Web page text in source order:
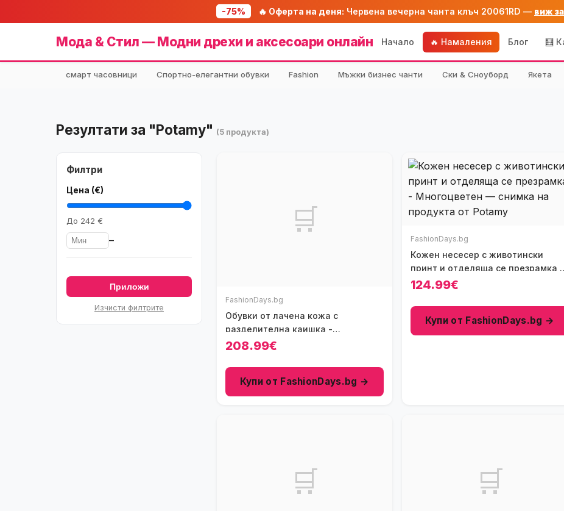
-75% 🔥 Оферта на деня: Червена вечерна чанта клъч 20061RD — виж
Мода & Стил — Модни дрехи и аксесоари онлайн Начало 🔥 Намаления Блог 🧮
смарт часовници Спортно-елегантни обувки Fashion Мъжки бизнес чанти Ски & Сноуборд Якета
Резултати за "Potamy" (5 продукта)
Филтри
Цена (€)
До 242 €
–
Приложи
Изчисти филтрите
🛒
FashionDays.bg
Обувки от лачена кожа с
разделителна каишка -
Тъмнокафяв
208.99€
Купи от FashionDays.bg →
FashionDays.bg
Кожен несесер с животински
принт и отделяща се презрамка -
Многоцветен
124.99€
Купи от FashionDays.bg →
🛒 🛒